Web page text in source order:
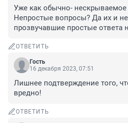
Уже как обычно- нескрываемое
Непростые вопросы? Да их и
прозвучавшие простые ответа
ОТВЕТИТЬ
Гость
16 декабря 2023, 07:51
Лишнее подтверждение того,
вредно!
ОТВЕТИТЬ